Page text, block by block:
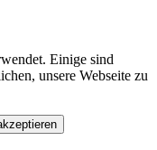
Einige sind
unsere Webseite zu